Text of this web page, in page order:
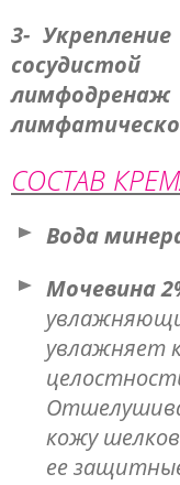
3-
СОСТАВ
Вода
Мочевина
увлажняет
кожу
ее